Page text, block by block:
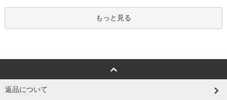
もっと見る
返品について